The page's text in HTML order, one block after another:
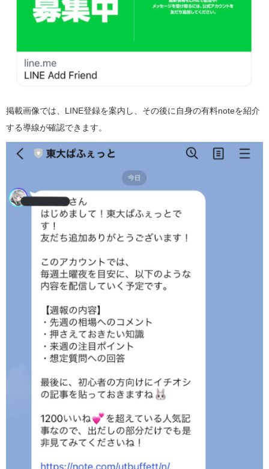
掲載画像では、LINE登録を案内し、その後に自身の有料noteを紹介
する導線が確認できます。